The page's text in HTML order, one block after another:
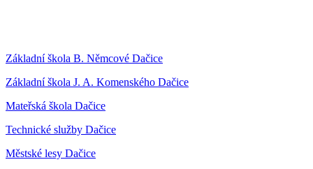
Základní škola B. Němcové Dačice
Základní škola J. A. Komenského Dačice
Mateřská škola Dačice
Technické služby Dačice
Městské lesy Dačice